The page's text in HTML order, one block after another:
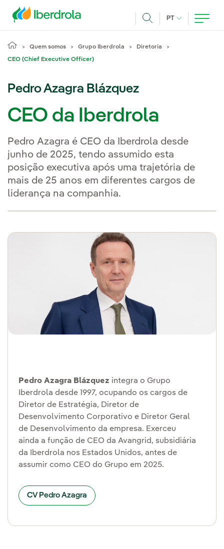
PT IDIOMA ATUAL,
Quem somos Grupo Iberdrola Diretoria
CEO (Chief Executive Officer)
Pedro Azagra Blázquez
CEO da Iberdrola
Pedro Azagra é CEO da Iberdrola desde
junho de 2025, tendo assumido esta
posição executiva após uma trajetória de
mais de 25 anos em diferentes cargos de
liderança na companhia.
Pedro Azagra Blázquez integra o Grupo
Iberdrola desde 1997, ocupando os cargos de
Diretor de Estratégia, Diretor de
Desenvolvimento Corporativo e Diretor Geral
de Desenvolvimento da empresa. Exerceu
ainda a função de CEO da Avangrid, subsidiária
da Iberdrola nos Estados Unidos, antes de
assumir como CEO do Grupo em 2025.
Enlace externo, se abre en ventana nueva.
CV Pedro Azagra